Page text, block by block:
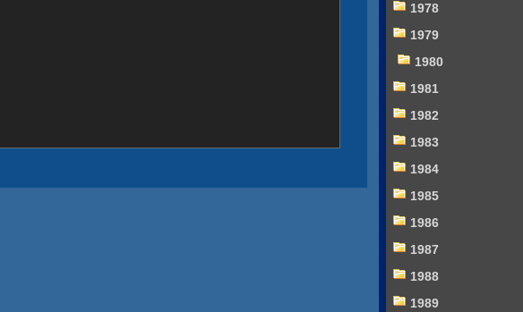
1978
1979
1980
1981
1982
1983
1984
1985
1986
1987
1988
1989